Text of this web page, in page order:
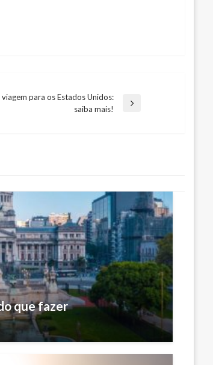
para os Estados Unidos:
saiba mais!
que fazer